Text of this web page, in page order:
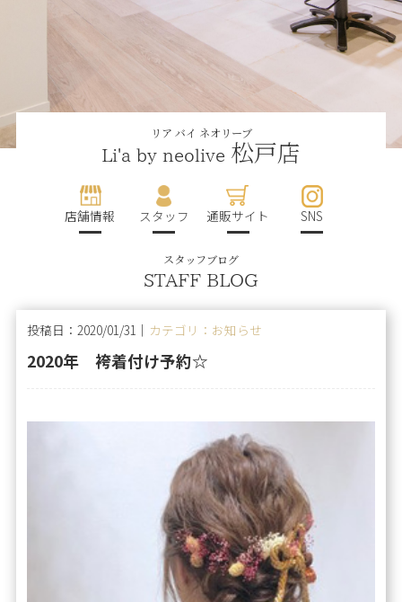
リア バイ ネオリーブ
Li'a by neolive 松戸店
店舗情報 スタッフ 通販サイト SNS
スタッフブログ
STAFF BLOG
投稿日：2020/01/31｜ カテゴリ：お知らせ
2020年 袴着付け予約☆